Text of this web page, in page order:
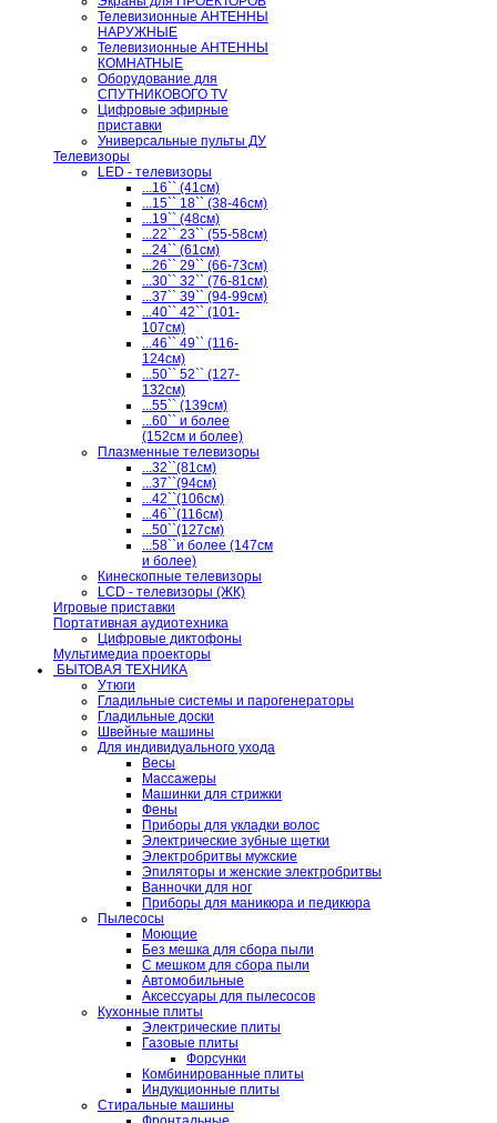
Телевизионные АНТЕННЫ
НАРУЖНЫЕ
Телевизионные АНТЕННЫ
КОМНАТНЫЕ
Оборудование для
СПУТНИКОВОГО TV
Цифровые эфирные
приставки
Универсальные пульты ДУ
Телевизоры
LED - телевизоры
...16`` (41см)
...15`` 18`` (38-46см)
...19`` (48см)
...22`` 23`` (55-58см)
...24`` (61см)
...26`` 29`` (66-73см)
...30`` 32`` (76-81см)
...37`` 39`` (94-99см)
...40`` 42`` (101-
107см)
...46`` 49`` (116-
124см)
...50`` 52`` (127-
132см)
...55`` (139см)
...60`` и более
(152см и более)
Плазменные телевизоры
...32``(81см)
...37``(94см)
...42``(106см)
...46``(116см)
...50``(127см)
...58``и более (147см
и более)
Кинескопные телевизоры
LCD - телевизоры (ЖК)
Игровые приставки
Портативная аудиотехника
Цифровые диктофоны
Мультимедиа проекторы
БЫТОВАЯ ТЕХНИКА
Утюги
Гладильные системы и парогенераторы
Гладильные доски
Швейные машины
Для индивидуального ухода
Весы
Массажеры
Машинки для стрижки
Фены
Приборы для укладки волос
Электрические зубные щетки
Электробритвы мужские
Эпиляторы и женские электробритвы
Ванночки для ног
Приборы для маникюра и педикюра
Пылесосы
Моющие
Без мешка для сбора пыли
С мешком для сбора пыли
Автомобильные
Аксессуары для пылесосов
Кухонные плиты
Электрические плиты
Газовые плиты
Форсунки
Комбинированные плиты
Индукционные плиты
Стиральные машины